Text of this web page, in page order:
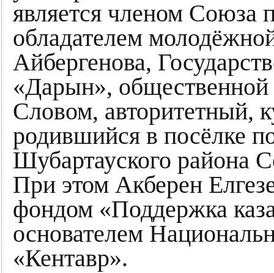
является членом Союза
обладателем
Айбергенова,
«Дарын»,
Словом, авторитетный,
родившийся в посёлке
Шубартауского района
При этом Акберен
фондом «Поддержка
основателем
«Кентавр».